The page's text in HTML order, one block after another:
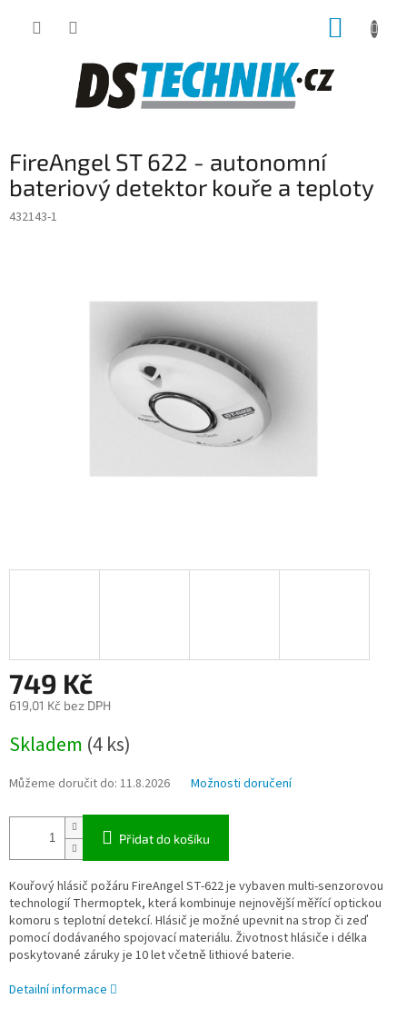
FireAngel ST 622 - autonomní
bateriový detektor kouře a teploty
432143-1
749 Kč
619,01 Kč bez DPH
cena:
Skladem (4 ks)
Můžeme doručit do: 11.8.2026 Možnosti doručení
Přidat do košíku
Kouřový hlásič požáru FireAngel ST-622 je vybaven multi-senzorovou
technologií Thermoptek, která kombinuje nejnovější měřící optickou
komoru s teplotní detekcí. Hlásič je možné upevnit na strop či zeď
pomocí dodávaného spojovací materiálu. Životnost hlásiče i délka
poskytované záruky je 10 let včetně lithiové baterie.
Detailní informace